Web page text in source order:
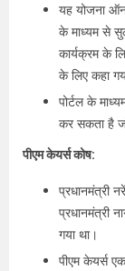
यह योजना
के माध्यम से
कार्यक्रम के
के लिए कहा
पोर्टल के
कर सकता है
पीएम केयर्स कोष:
प्रधानमंत्री
प्रधानमंत्री
गया था।
पीएम केयर्स